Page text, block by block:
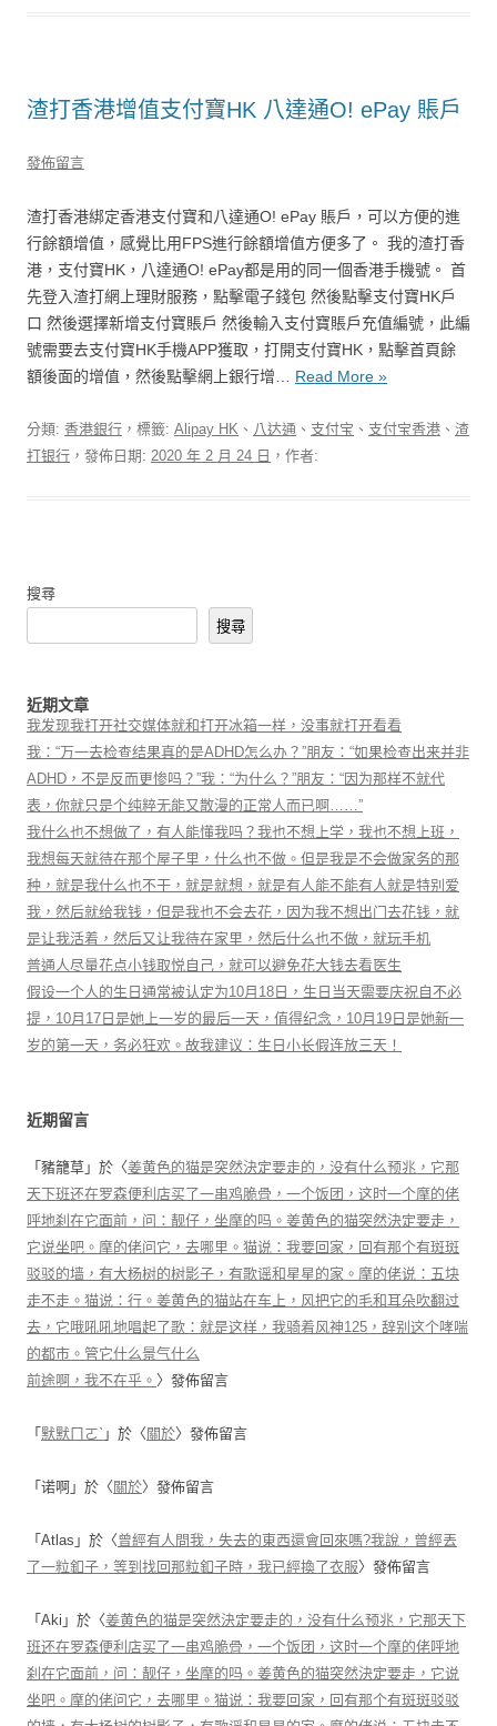
渣打香港增值支付寶HK 八達通O! ePay 賬戶
發佈留言
渣打香港綁定香港支付寶和八達通O! ePay 賬戶，可以方便的進
行餘額增值，感覺比用FPS進行餘額增值方便多了。 我的渣打香
港，支付寶HK，八達通O! ePay都是用的同一個香港手機號。 首
先登入渣打網上理財服務，點擊電子錢包 然後點擊支付寶HK戶
口 然後選擇新增支付寶賬戶 然後輸入支付寶賬戶充值編號，此編
號需要去支付寶HK手機APP獲取，打開支付寶HK，點擊首頁餘
額後面的增值，然後點擊網上銀行增… Read More »
分類: 香港銀行 ，標籤: Alipay HK 、 八达通 、 支付宝 、 支付宝香港 、 渣
打银行 ，發佈日期: 2020 年 2 月 24 日 ，作者:
搜尋
搜尋
近期文章
我发现我打开社交媒体就和打开冰箱一样，没事就打开看看
我：“万一去检查结果真的是ADHD怎么办？”朋友：“如果检查出来并非
ADHD，不是反而更惨吗？”我：“为什么？”朋友：“因为那样不就代
表，你就只是个纯粹无能又散漫的正常人而已啊……”
我什么也不想做了，有人能懂我吗？我也不想上学，我也不想上班，
我想每天就待在那个屋子里，什么也不做。但是我是不会做家务的那
种，就是我什么也不干，就是就想，就是有人能不能有人就是特别爱
我，然后就给我钱，但是我也不会去花，因为我不想出门去花钱，就
是让我活着，然后又让我待在家里，然后什么也不做，就玩手机
普通人尽量花点小钱取悦自己，就可以避免花大钱去看医生
假设一个人的生日通常被认定为10月18日，生日当天需要庆祝自不必
提，10月17日是她上一岁的最后一天，值得纪念，10月19日是她新一
岁的第一天，务必狂欢。故我建议：生日小长假连放三天！
近期留言
「 豬籠草 」於〈姜黄色的猫是突然決定要走的，没有什么预兆，它那
天下班还在罗森便利店买了一串鸡脆骨，一个饭团，这时一个摩的佬
呼地刹在它面前，问：靓仔，坐摩的吗。姜黄色的猫突然決定要走，
它说坐吧。摩的佬问它，去哪里。猫说：我要回家，回有那个有斑斑
驳驳的墙，有大杨树的树影子，有歌谣和星星的家。摩的佬说：五块
走不走。猫说：行。姜黄色的猫站在车上，风把它的毛和耳朵吹翻过
去，它哦吼吼地唱起了歌：就是这样，我骑着风神125，辞别这个哮喘
的都市。管它什么景气什么
前途啊，我不在乎。 〉發佈留言
「 默默ㄇㄛˋ 」於〈 關於〉發佈留言
「 诺啊 」於〈 關於〉發佈留言
「 Atlas 」於〈曾經有人問我，失去的東西還會回來嗎?我說，曾經丟
了一粒釦子，等到找回那粒釦子時，我已經換了衣服〉發佈留言
「 Aki 」於〈姜黄色的猫是突然決定要走的，没有什么预兆，它那天下
班还在罗森便利店买了一串鸡脆骨，一个饭团，这时一个摩的佬呼地
刹在它面前，问：靓仔，坐摩的吗。姜黄色的猫突然決定要走，它说
坐吧。摩的佬问它，去哪里。猫说：我要回家，回有那个有斑斑驳驳